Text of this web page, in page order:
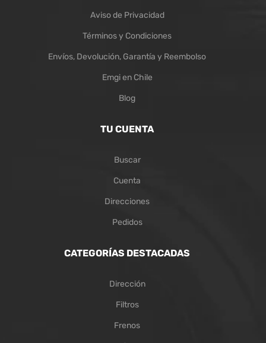
Aviso de Privacidad
Términos y Condiciones
Envíos, Devolución, Garantía y Reembolso
Emgi en Chile
Blog
TU CUENTA
Buscar
Cuenta
Direcciones
Pedidos
CATEGORÍAS DESTACADAS
Dirección
Filtros
Frenos